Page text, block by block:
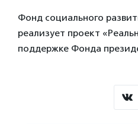
Фонд социального
реализует проект
поддержке Фонда